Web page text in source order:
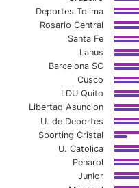
Deportes Tolima
Rosario Central
Santa Fe
Lanus
Barcelona SC
Cusco
LDU Quito
Libertad Asuncion
U. de Deportes
Sporting Cristal
U. Catolica
Penarol
Junior